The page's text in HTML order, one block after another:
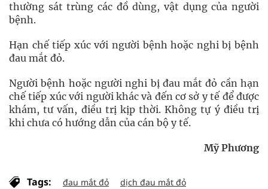
thường sát trùng các đồ dùng, vật dụng của người
bệnh.
Hạn chế tiếp xúc với người bệnh hoặc nghi bị bệnh
đau mắt đỏ.
Người bệnh hoặc người nghi bị đau mắt đỏ cần hạn
chế tiếp xúc với người khác và đến cơ sở y tế để được
khám, tư vấn, điều trị kịp thời. Không tự ý điều trị
khi chưa có hướng dẫn của cán bộ y tế.
Mỹ Phương
Tags: đau mắt đỏ
dịch đau mắt đỏ